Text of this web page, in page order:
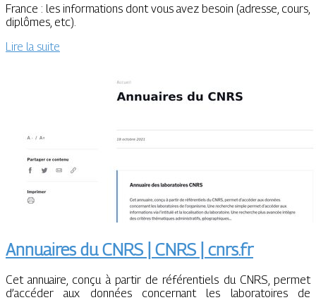
France : les informations dont vous avez besoin (adresse, cours,
diplômes, etc).
Lire la suite
Annuaires du CNRS | CNRS | cnrs.fr
Cet annuaire, conçu à partir de référentiels du CNRS, permet
d’accéder aux données concernant les laboratoires de